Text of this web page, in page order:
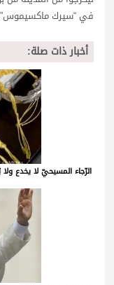
في “سيرك
أخبار ذات صلة:
الرّجاء المسيحيّ لا يخدع